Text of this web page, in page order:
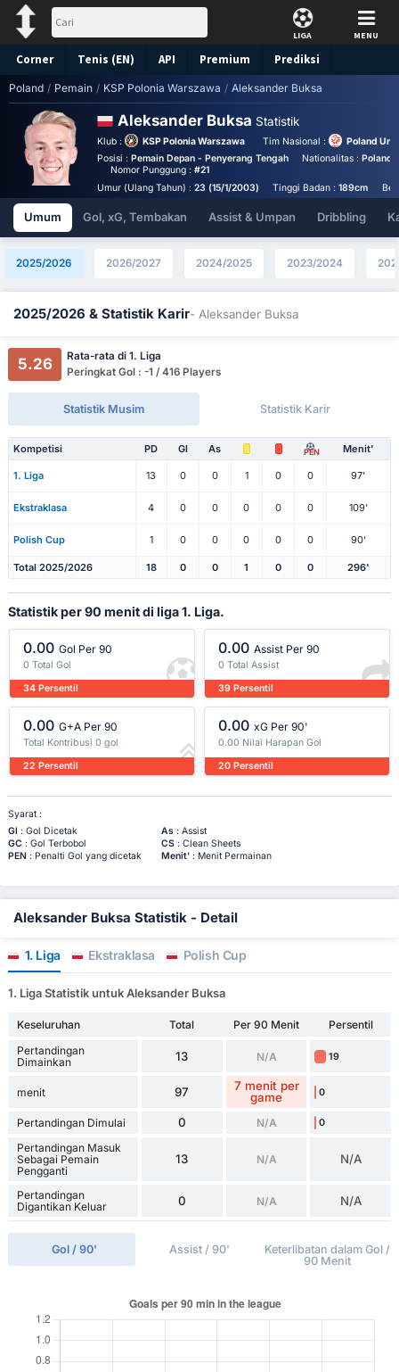
LIGA MENU
Corner Tenis (EN) API Premium Prediksi
Poland / Pemain / KSP Polonia Warszawa / Aleksander Buksa
Aleksander Buksa Statistik
Klub : KSP Polonia Warszawa Tim Nasional :
Poland
Posisi : Pemain Depan - Penyerang Tengah Nationalitas :Poland
Nomor Punggung :#21
Umur (Ulang Tahun) : 23 (15/1/2003) Tinggi Badan :189cm
Umum Gol, xG, Tembakan Assist & Umpan Dribbling
2025/2026 2026/2027 2024/2025 2023/2024
2025/2026 & Statistik Karir- Aleksander Buksa
5.26
Rata-rata di 1. Liga
Peringkat Gol : -1 / 416 Players
Statistik Musim Statistik Karir
Kompetisi PD Gl As PEN Menit'
1. Liga 13 0 0 1 0 0 97'
Ekstraklasa 4 0 0 0 0 0 109'
Polish Cup 1 0 0 0 0 0 90'
Total 2025/2026 18 0 0 1 0 0 296'
Statistik per 90 menit di liga 1. Liga.
0.00 Gol Per 90
0 Total Gol
34 Persentil
0.00 Assist Per 90
0 Total Assist
39 Persentil
0.00 G+A Per 90
Total Kontribusi 0 gol
22 Persentil
0.00 xG Per 90'
0.00 Nilai Harapan Gol
20 Persentil
Syarat :
Gl : Gol Dicetak As: Assist
GC : Gol Terbobol CS: Clean Sheets
PEN: Penalti Gol yang dicetak Menit': Menit Permainan
Aleksander Buksa Statistik - Detail
1. Liga Ekstraklasa Polish Cup
1. Liga Statistik untuk Aleksander Buksa
Keseluruhan Total Per 90 Menit
Persentil
Pertandingan
Dimainkan
13 N/A 19
menit 97
7 menit per
game
0
Pertandingan Dimulai 0 N/A 0
Pertandingan Masuk
Sebagai Pemain
Pengganti
13 N/A N/A
Pertandingan
Digantikan Keluar
0 N/A N/A
Gol / 90' Assist / 90'
Keterlibatan dalam Gol /
90 Menit